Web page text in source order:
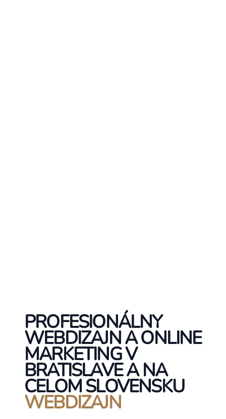
PROFESIONÁLNY
WEBDIZAJN A ONLINE
MARKETING V
BRATISLAVE A NA
CELOM SLOVENSKU
WEBDIZAJN